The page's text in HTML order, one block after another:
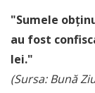
"Sumele
au fost
lei."
(Sursa: Bună